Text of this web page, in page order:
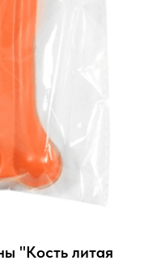
"Кость литая